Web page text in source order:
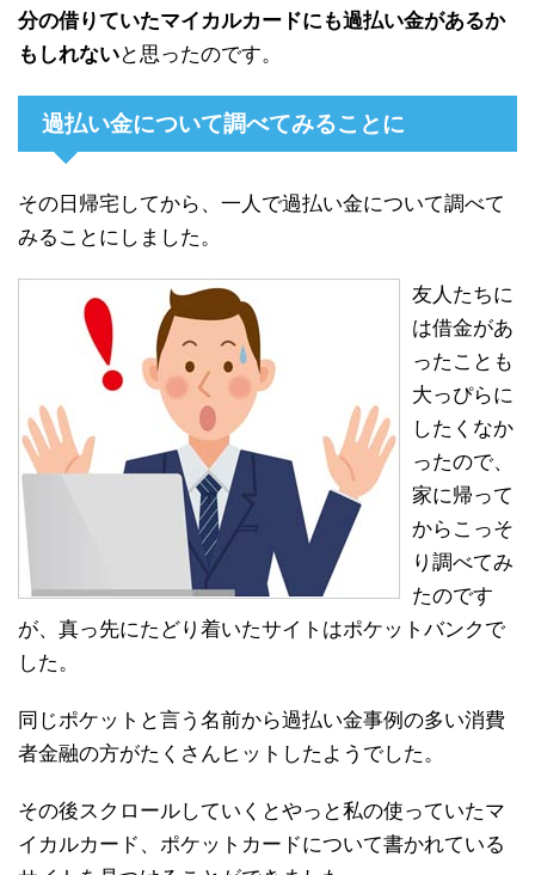
分の借りていたマイカルカードにも過払い金があるか
もしれないと思ったのです。
過払い金について調べてみることに
その日帰宅してから、一人で過払い金について調べて
みることにしました。
友人たちに
は借金があ
ったことも
大っぴらに
したくなか
ったので、
家に帰って
からこっそ
り調べてみ
たのです
が、真っ先にたどり着いたサイトはポケットバンクで
した。
同じポケットと言う名前から過払い金事例の多い消費
者金融の方がたくさんヒットしたようでした。
その後スクロールしていくとやっと私の使っていたマ
イカルカード、ポケットカードについて書かれている